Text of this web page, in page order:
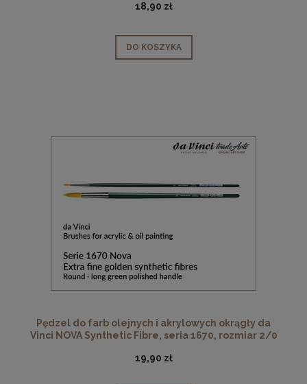
18,90 zł
DO KOSZYKA
Pędzel do farb olejnych i akrylowych okrągły da
Vinci NOVA Synthetic Fibre, seria 1670, rozmiar 2/0
19,90 zł